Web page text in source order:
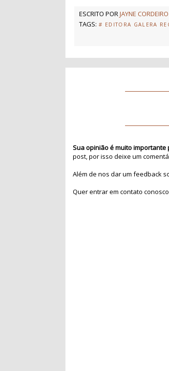
ESCRITO PORJAYNE CORDEIRO
TAGS: # EDITORA GALERA
Sua opinião é muito importante
post, por isso deixe um
Além de nos dar um feedback
Quer entrar em contato